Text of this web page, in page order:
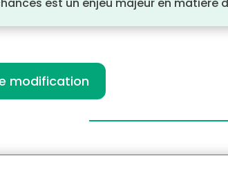
modification